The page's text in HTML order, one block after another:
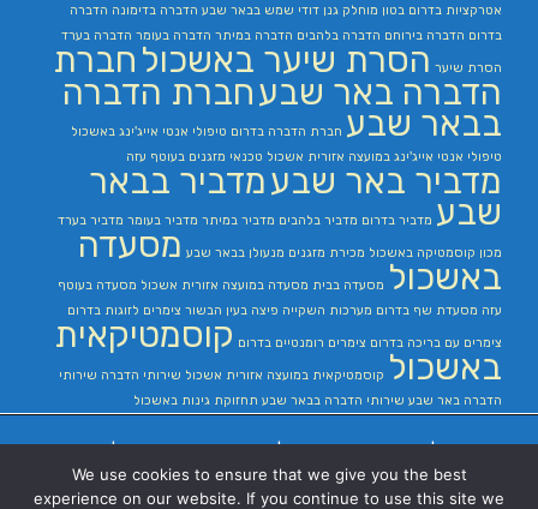
We use cookies to ensure that we give you the best
experience on our website. If you continue to use this site we
אטרקציות בדרום בטון מוחלק גנן דודי שמש בבאר שבע הדברה בדימונה הדברה
בדרום הדברה בירוחם הדברה בלהבים הדברה במיתר הדברה בעומר הדברה בערד
הסרת שיער הסרת שיער באשכול חברת
הדברה באר שבעחברת הדברה
בבאר שבע חברת הדברה בדרום טיפולי אנטי אייג'ינג באשכול
טיפולי אנטי אייג'ינג במועצה אזורית אשכול טכנאי מזגנים בעוטף עזה
מדביר באר שבעמדביר בבאר
שבע מדביר בדרום מדביר בלהבים מדביר במיתר מדביר בעומר מדביר בערד
מכון קוסמטיקה באשכול מכירת מזגנים מנעולן בבאר שבע מסעדה
באשכול מסעדה בבית מסעדה במועצה אזורית אשכול מסעדה בעוטף
עזה מסעדת שף בדרום מערכות השקייה פיצה בעין הבשור צימרים לזוגות בדרום
צימרים עם בריכה בדרום צימרים רומנטיים בדרום קוסמטיקאית
באשכול קוסמטיקאית במועצה אזורית אשכול שירותי הדברה שירותי
הדברה באר שבע שירותי הדברה בבאר שבע תחזוקת גינות באשכול
בבאר שבע|